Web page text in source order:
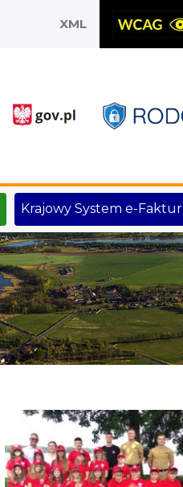
XML
Krajowy System e-Faktur